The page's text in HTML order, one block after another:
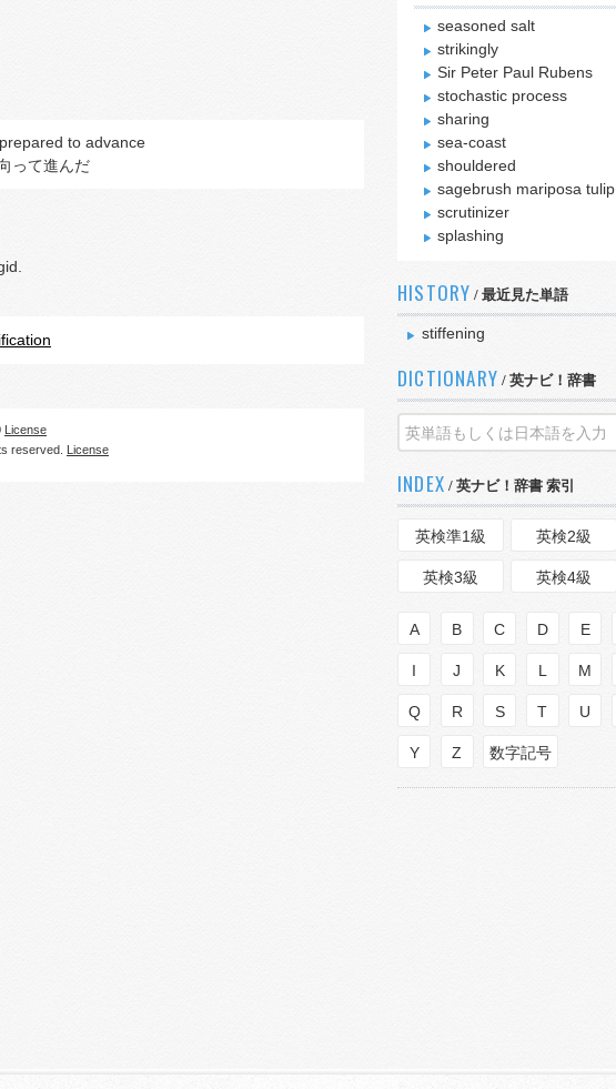
to advance
って進んだ
License
reserved. License
seasoned salt
strikingly
Sir Peter Paul Rubens
stochastic process
sharing
sea-coast
shouldered
sagebrush mariposa tulip
scrutinizer
splashing
HISTORY / 最近見た単語
stiffening
DICTIONARY / 英ナビ！辞書
INDEX / 英ナビ！辞書 索引
英検準1級 英検2級
英検3級 英検4級
A B C D E
I J K L M
Q R S T U
Y Z 数字記号